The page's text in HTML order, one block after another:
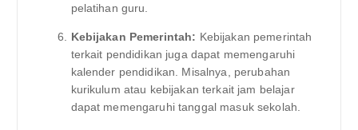
pelatihan guru.
Kebijakan Pemerintah: Kebijakan pemerintah
terkait pendidikan juga dapat memengaruhi
kalender pendidikan. Misalnya, perubahan
kurikulum atau kebijakan terkait jam belajar
dapat memengaruhi tanggal masuk sekolah.